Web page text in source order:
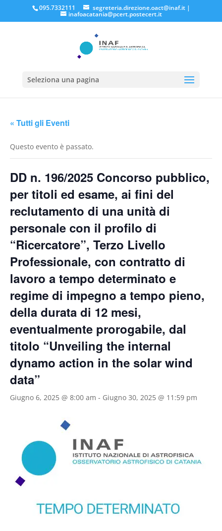
095.7332111 segreteria.direzione.oact@inaf.it|
inafoacatania@pcert.postecert.it
Seleziona una pagina
« Tutti gli Eventi
Questo evento è passato.
DD n. 196/2025 Concorso pubblico,
per titoli ed esame, ai fini del
reclutamento di una unità di
personale con il profilo di
“Ricercatore”, Terzo Livello
Professionale, con contratto di
lavoro a tempo determinato e
regime di impegno a tempo pieno,
della durata di 12 mesi,
eventualmente prorogabile, dal
titolo “Unveiling the internal
dynamo action in the solar wind
data”
Giugno 6, 2025 @ 8:00 am - Giugno 30, 2025 @ 11:59 pm